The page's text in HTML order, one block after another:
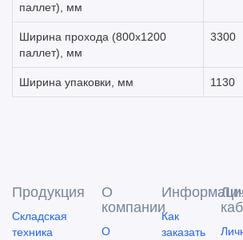
паллет), мм
Ширина прохода (800х1200
паллет), мм
3300
Ширина упаковки, мм 1130
Продукция
Складская
техника
О
компании
О
Как
заказать